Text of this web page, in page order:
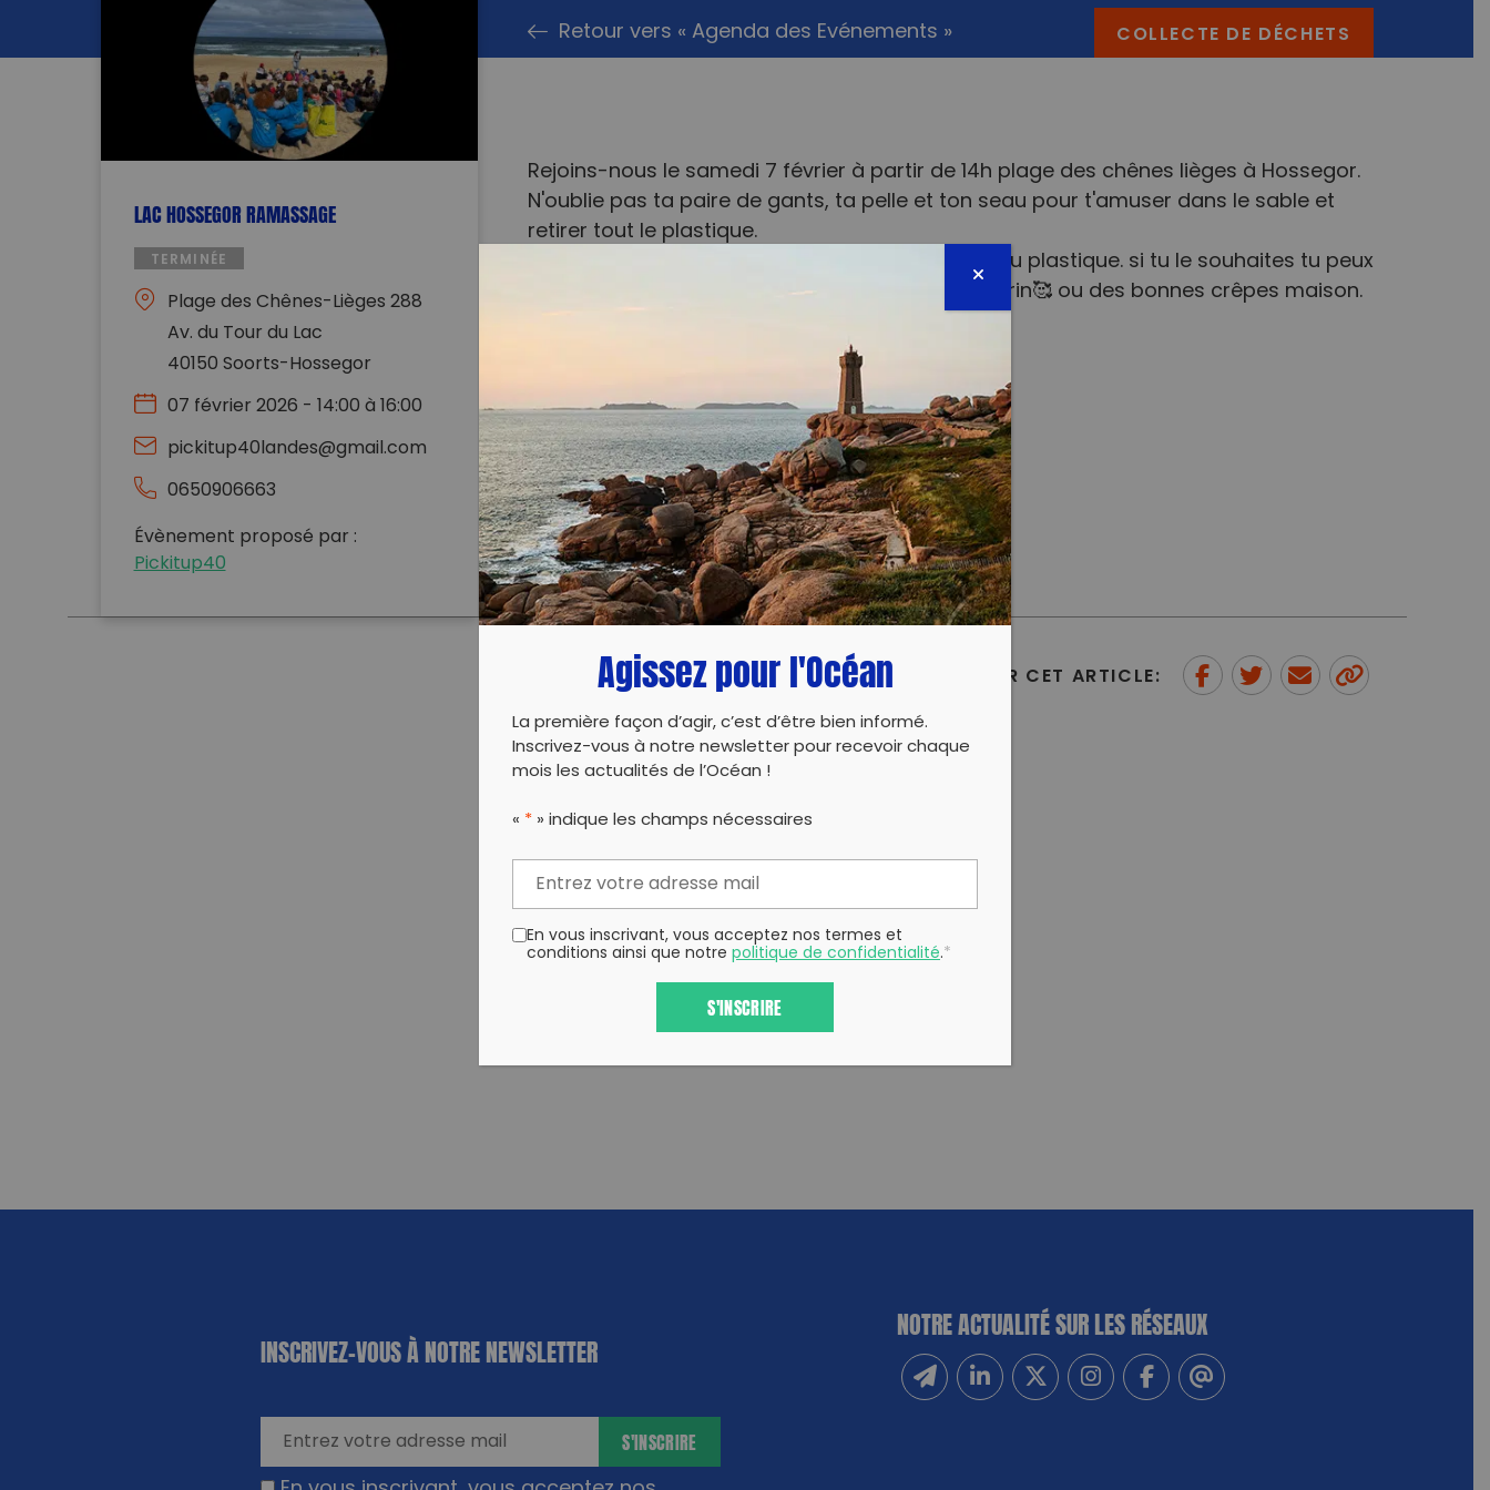
Retour vers « Agenda des Evénements » COLLECTE DE DÉCHETS
LAC HOSSEGOR RAMASSAGE
TERMINÉE
Plage des Chênes-Lièges 288
Av. du Tour du Lac
40150 Soorts-Hossegor
07 février 2026 - 14:00 à 16:00
pickitup40landes@gmail.com
0650906663
Évènement proposé par :
Pickitup40
Rejoins-nous le samedi 7 février à partir de 14h plage des chênes lièges à Hossegor.
N'oublie pas ta paire de gants, ta pelle et ton seau pour t'amuser dans le sable et
retirer tout le plastique.
Nous offrirons le goûter aux courageux pirates du plastique. si tu le souhaites tu peux
aussi venir avec un thermos de camomille romarin🥰 ou des bonnes crêpes maison.
PARTAGER CET ARTICLE:
INSCRIVEZ-VOUS À NOTRE NEWSLETTER
S'INSCRIRE
NOTRE ACTUALITÉ SUR LES RÉSEAUX
Agissez pour l'Océan
La première façon d’agir, c’est d’être bien informé.
Inscrivez-vous à notre newsletter pour recevoir chaque
mois les actualités de l’Océan !
« * » indique les champs nécessaires
En vous inscrivant, vous acceptez nos termes et
conditions ainsi que notre politique de confidentialité.*
S'INSCRIRE